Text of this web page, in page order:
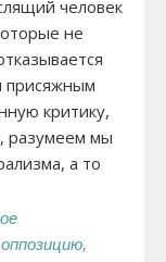
человек
не
присяжным
критику,
разумеем мы
а то